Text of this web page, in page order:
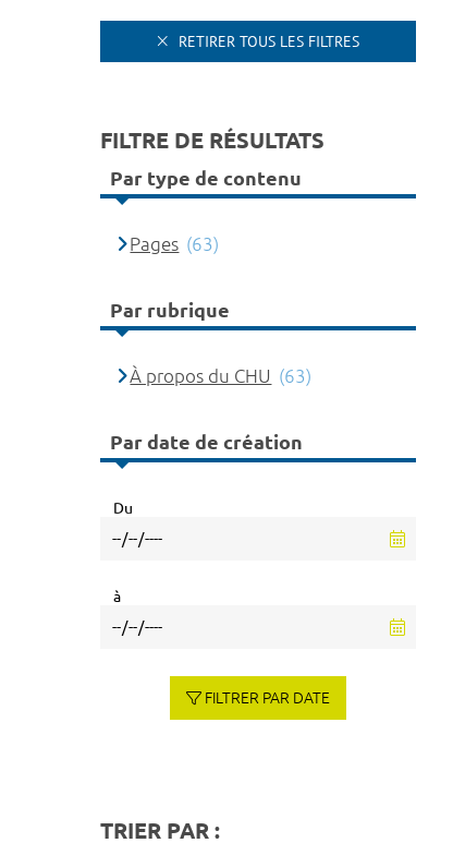
RETIRER TOUS LES FILTRES
FILTRE DE RÉSULTATS
Par type de contenu
Pages (63)
Par rubrique
À propos du CHU (63)
Par date de création
Du
à
FILTRER PAR DATE
TRIER PAR :